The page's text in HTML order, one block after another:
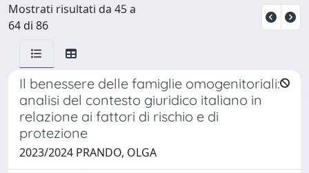
Mostrati risultati da 45 a
64 di 86
Il benessere delle famiglie omogenitoriali:
analisi del contesto giuridico italiano in
relazione ai fattori di rischio e di
protezione
2023/2024 PRANDO, OLGA